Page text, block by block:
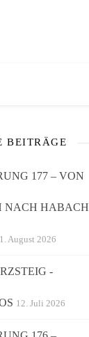
BEITRÄGE
177 – VON
NACH HABACH
1. August 2026
-
12. Juli 2026